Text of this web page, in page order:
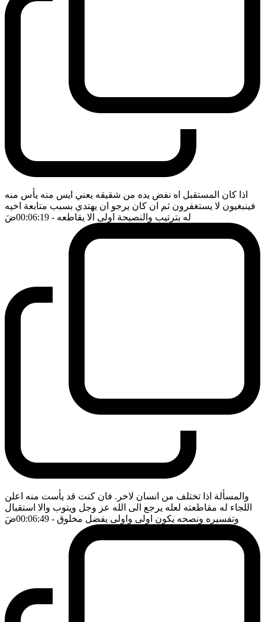
اذا كان المستقبل اه نفض يده من شقيقه يعني ايس منه يأس منه
فينبغيون لا يستغفرون ثم ان كان يرجو ان يهتدي بسبب متابعة اخيه
له بترتيب والنصيحة اولى الا يقاطعه - 00:06:19 ضَ
والمسألة اذا تختلف من انسان لاخر. فان كنت قد يأست منه اعلن
اللجاء له مقاطعته لعله يرجع الى الله عز وجل ويتوب والا استقبال
وتفسيره ونصحه يكون اولى واولى يفضل مخلوق - 00:06:49 ضَ